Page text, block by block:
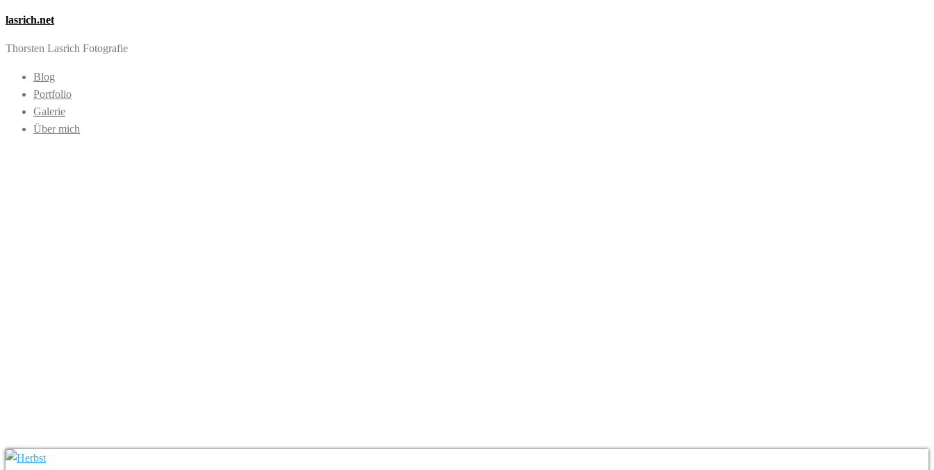
lasrich.net
Thorsten Lasrich Fotografie
Blog
Portfolio
Galerie
Über mich